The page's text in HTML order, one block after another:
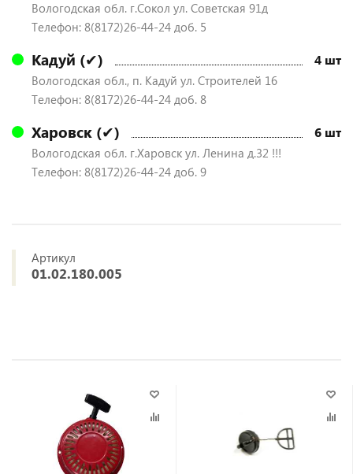
Вологодская обл. г.Сокол ул. Советская 91д
Телефон: 8(8172)26-44-24 доб. 5
Кадуй (✔) 4 шт
Вологодская обл., п. Кадуй ул. Строителей 16
Телефон: 8(8172)26-44-24 доб. 8
Харовск (✔) 6 шт
Вологодская обл. г.Харовск ул. Ленина д.32 !!!
Телефон: 8(8172)26-44-24 доб. 9
Артикул
01.02.180.005